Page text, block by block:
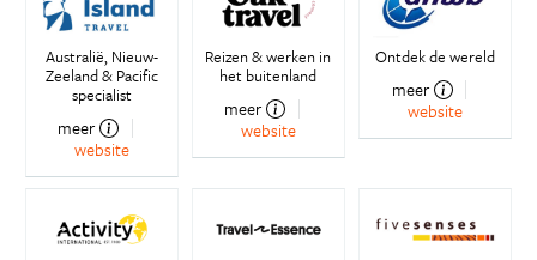
Australië, Nieuw-
Zeeland & Pacific
specialist
meer
website
Reizen & werken in
het buitenland
meer
website
Ontdek de wereld
meer
website